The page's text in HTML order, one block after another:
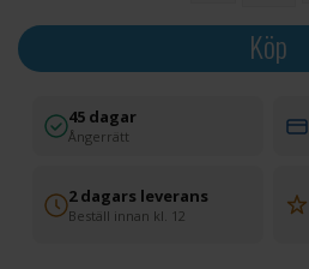
Köp
45 dagar
Ångerrätt
2 dagars leverans
Beställ innan kl. 12